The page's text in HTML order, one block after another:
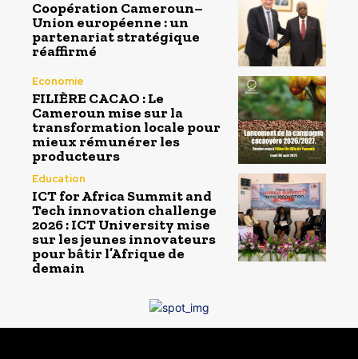
Coopération Cameroun–
Union européenne : un
partenariat stratégique
réaffirmé
Economie
FILIÈRE CACAO : Le
Cameroun mise sur la
transformation locale pour
mieux rémunérer les
producteurs
Education
ICT for Africa Summit and
Tech innovation challenge
2026 : ICT University mise
sur les jeunes innovateurs
pour bâtir l’Afrique de
demain